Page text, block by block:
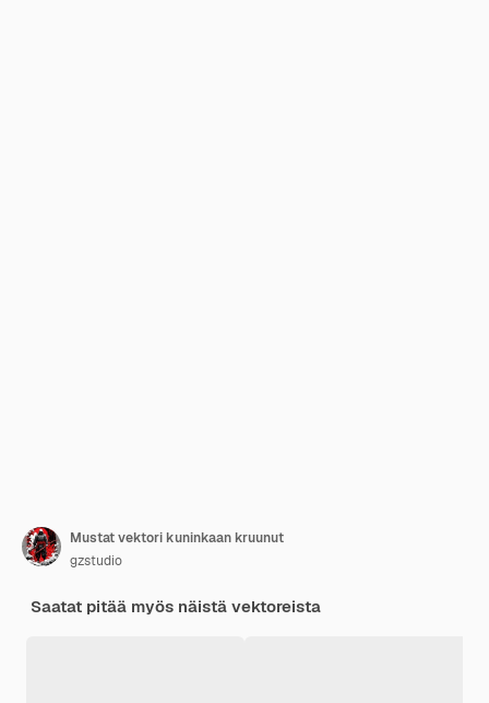
Mustat vektori kuninkaan kruunut
gzstudio
Saatat pitää myös näistä vektoreista